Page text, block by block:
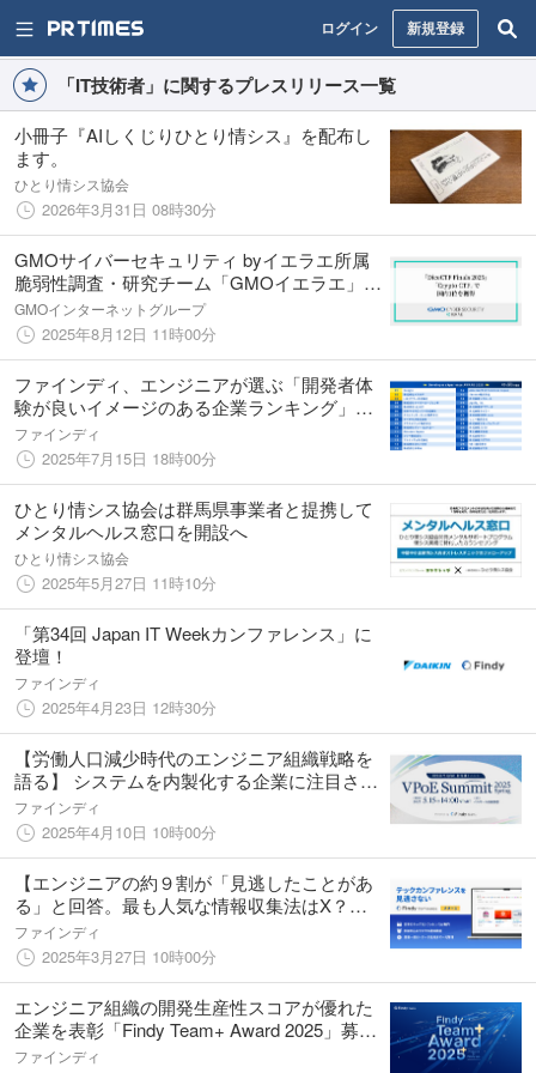
ログイン 新規登録
「IT技術者」に関するプレスリリース一覧
小冊子『AIしくじりひとり情シス』を配布し
ます。
ひとり情シス協会
2026年3月31日 08時30分
GMOサイバーセキュリティ byイエラエ所属
脆弱性調査・研究チーム「GMOイエラエ」国
際ハッキングコンテスト「DiceCTF
Finals」、「Crypto CTF」で国内1位獲得
GMOインターネットグループ
2025年8月12日 11時00分
ファインディ、エンジニアが選ぶ「開発者体
験が良いイメージのある企業ランキング」
2025年版で13位にランクイン！
ファインディ
2025年7月15日 18時00分
ひとり情シス協会は群馬県事業者と提携して
メンタルヘルス窓口を開設へ
ひとり情シス協会
2025年5月27日 11時10分
「第34回 Japan IT Weekカンファレンス」に
登壇！
ファインディ
2025年4月23日 12時30分
【労働人口減少時代のエンジニア組織戦略を
語る】 システムを内製化する企業に注目され
る招待制イベント「VPoE Summit 2025
Spring」5月15日（木）開催！
ファインディ
2025年4月10日 10時00分
【エンジニアの約９割が「見逃したことがあ
る」と回答。最も人気な情報収集法はX？】
テックカンファレンス特化の新たなプラット
フォーム「Findy Conference」公開
ファインディ
2025年3月27日 10時00分
エンジニア組織の開発生産性スコアが優れた
企業を表彰「Findy Team+ Award 2025」募集
開始【締切：2025年6月末】
ファインディ